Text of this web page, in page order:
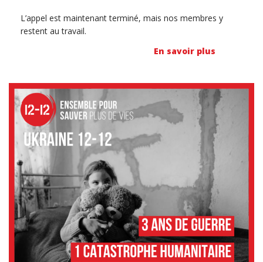
L’appel est maintenant terminé, mais nos membres y
restent au travail.
En savoir plus